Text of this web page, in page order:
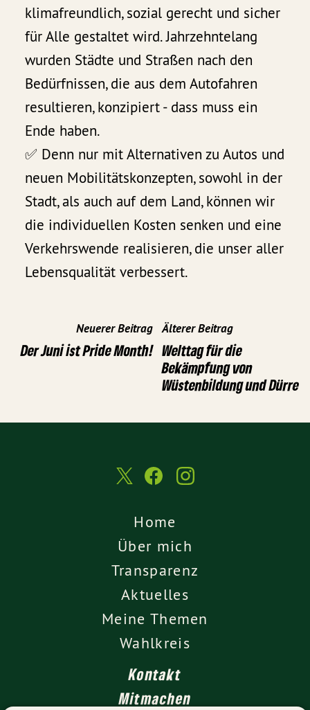
klimafreundlich, sozial gerecht und sicher
für Alle gestaltet wird. Jahrzehntelang
wurden Städte und Straßen nach den
Bedürfnissen, die aus dem Autofahren
resultieren, konzipiert - dass muss ein
Ende haben.
✅ Denn nur mit Alternativen zu Autos und
neuen Mobilitätskonzepten, sowohl in der
Stadt, als auch auf dem Land, können wir
die individuellen Kosten senken und eine
Verkehrswende realisieren, die unser aller
Lebensqualität verbessert.
Neuerer Beitrag
Der Juni ist Pride Month!
Älterer Beitrag
Welttag für die
Bekämpfung von
Wüstenbildung und Dürre
Home
Über mich
Transparenz
Aktuelles
Meine Themen
Wahlkreis
Kontakt
Mitmachen